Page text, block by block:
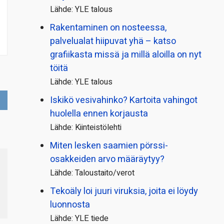
Lähde: YLE talous
Rakentaminen on nosteessa,
palvelualat hiipuvat yhä – katso
grafiikasta missä ja millä aloilla on nyt
töitä
Lähde: YLE talous
Iskikö vesivahinko? Kartoita vahingot
huolella ennen korjausta
Lähde: Kiinteistölehti
Miten lesken saamien pörssi­
osakkeiden arvo määräytyy?
Lähde: Taloustaito/verot
Tekoäly loi juuri viruksia, joita ei löydy
luonnosta
Lähde: YLE tiede